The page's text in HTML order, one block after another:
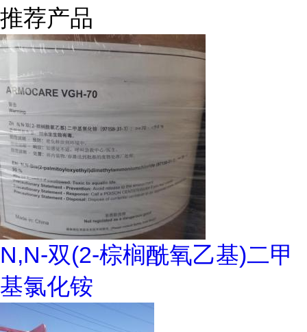
推荐产品
N,N-双(2-棕榈酰氧乙基)二甲
基氯化铵